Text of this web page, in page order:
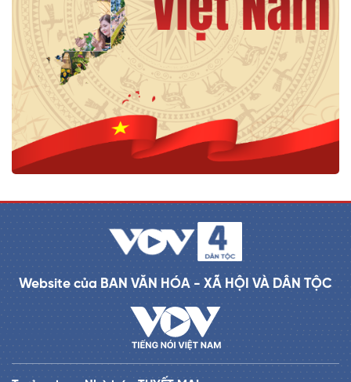
Website của BAN VĂN HÓA - XÃ HỘI VÀ DÂN TỘC